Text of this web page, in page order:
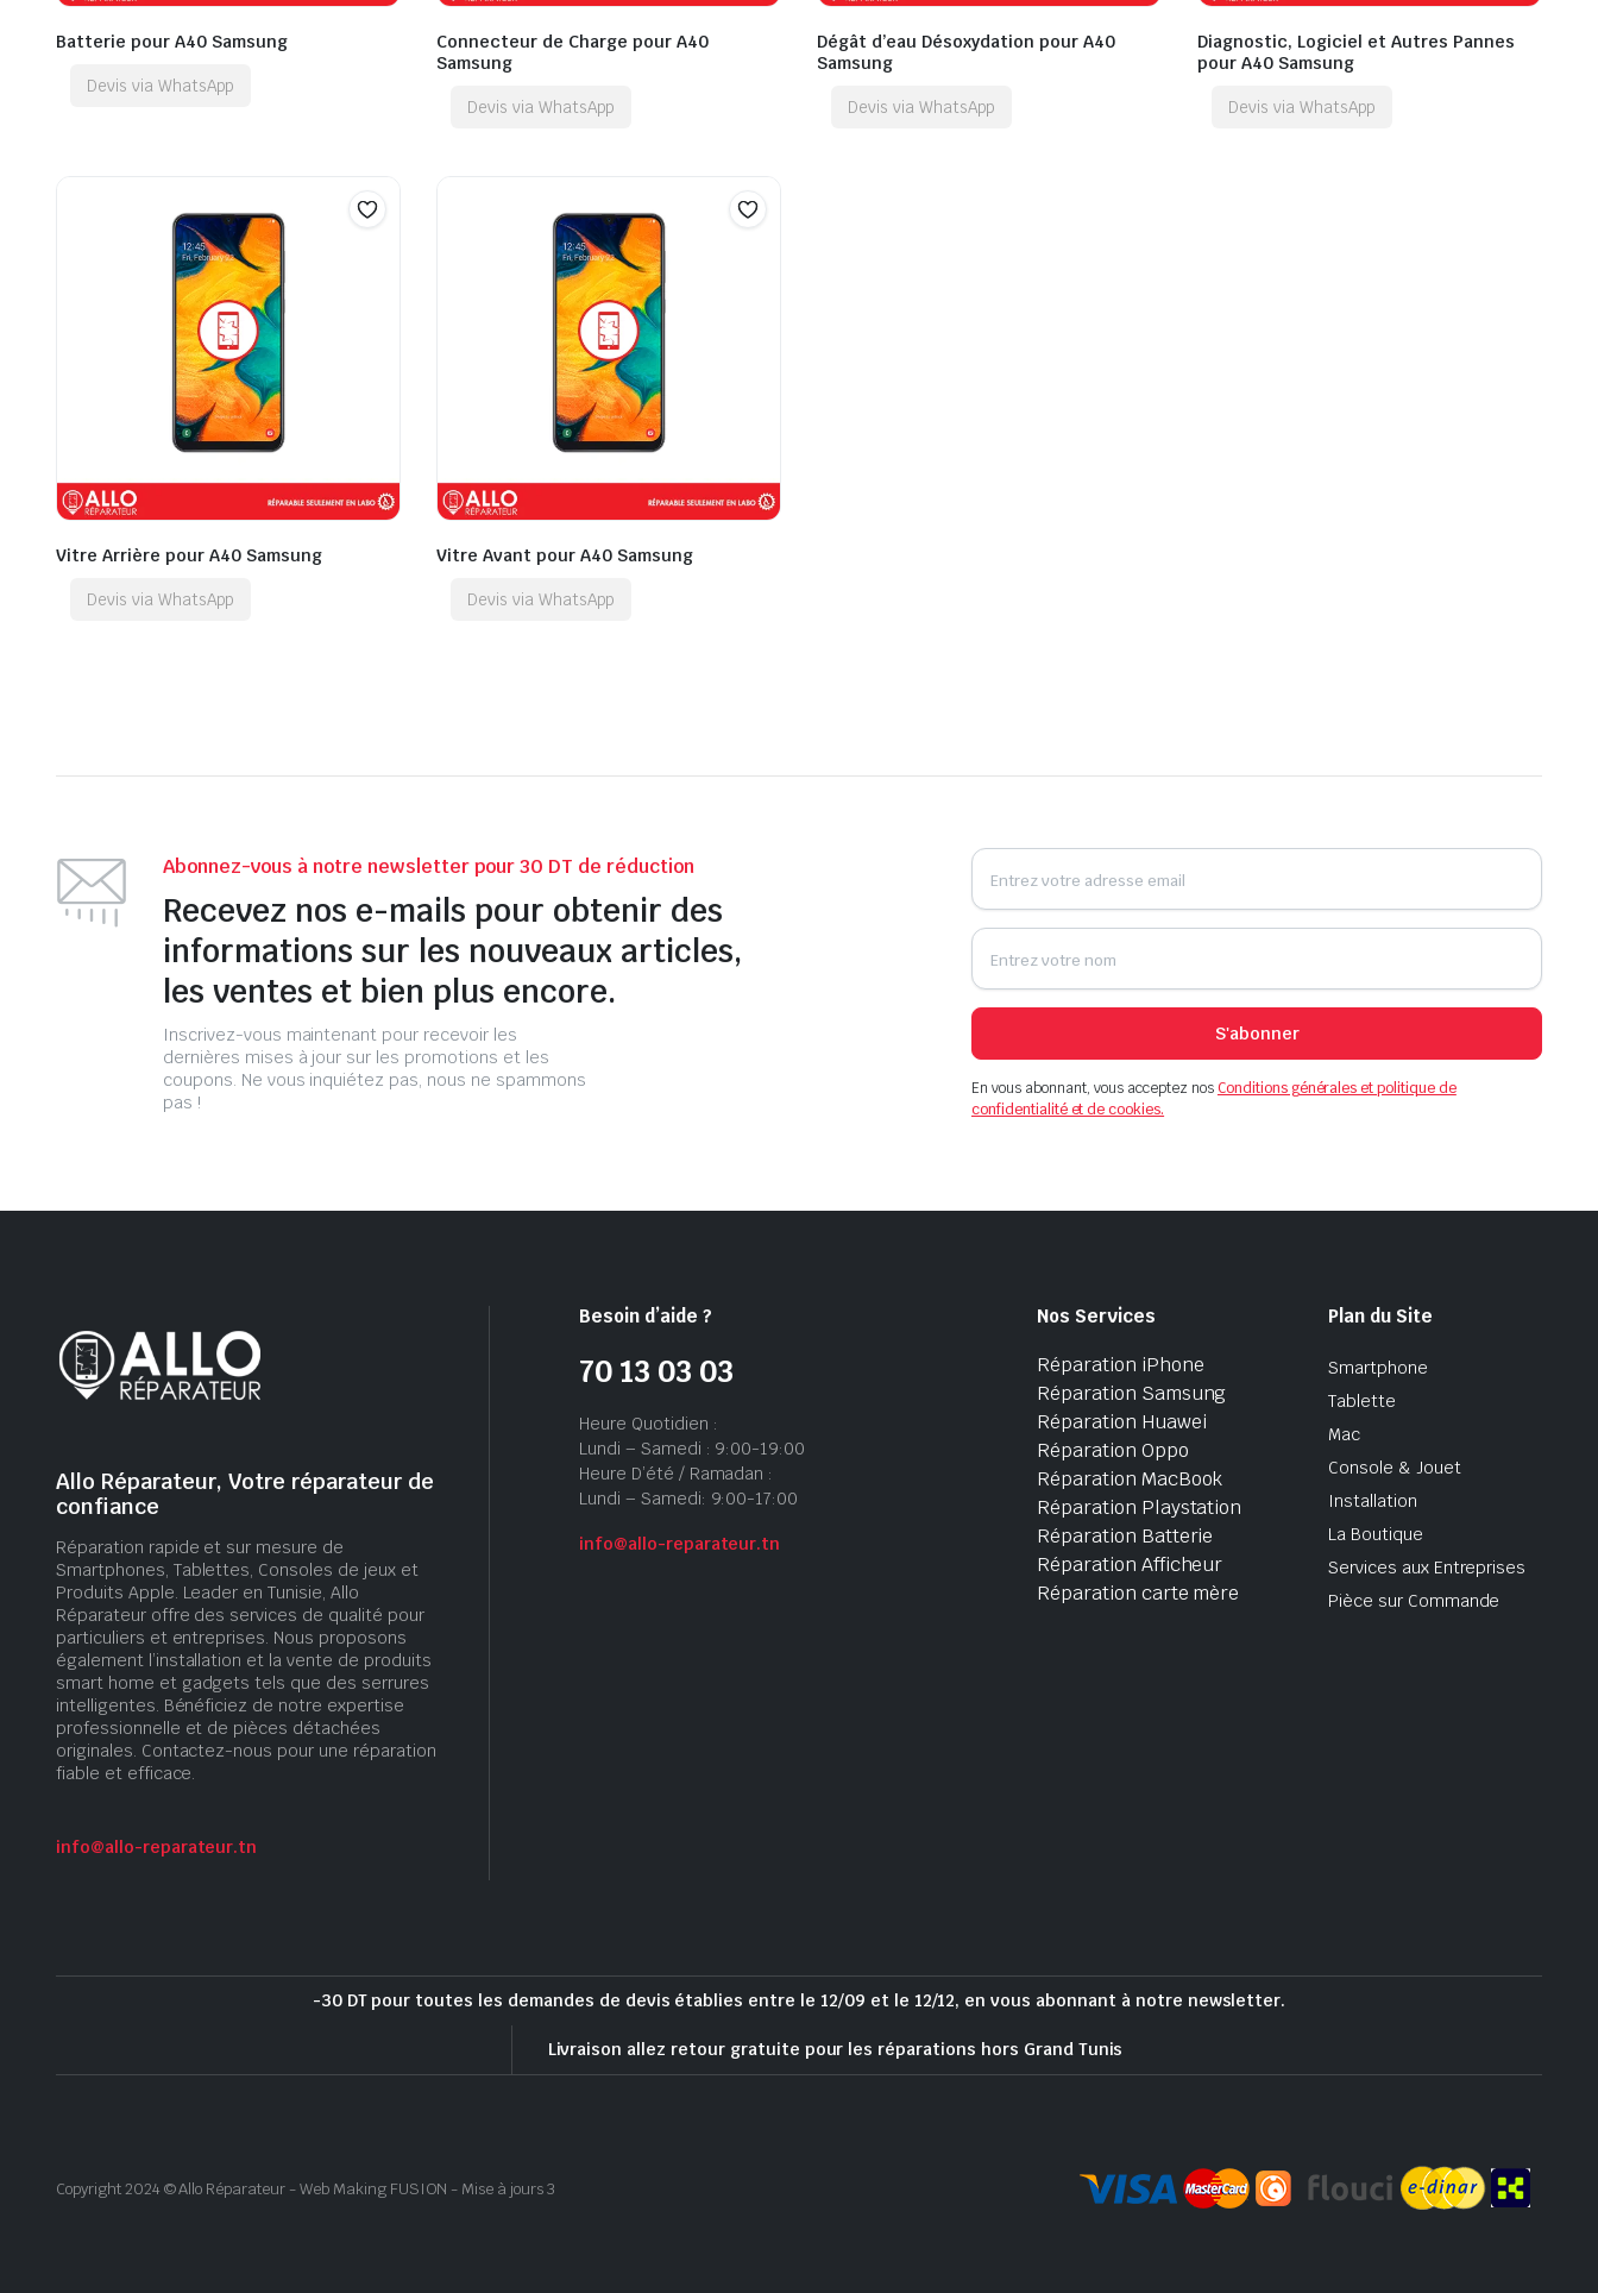
Batterie pour A40 Samsung
Devis via WhatsApp
Connecteur de Charge pour A40
Samsung
Devis via WhatsApp
Dégât d’eau Désoxydation pour A40
Samsung
Devis via WhatsApp
Diagnostic, Logiciel et Autres Pannes
pour A40 Samsung
Devis via WhatsApp
Vitre Arrière pour A40 Samsung
Devis via WhatsApp
Vitre Avant pour A40 Samsung
Devis via WhatsApp
Abonnez-vous à notre newsletter pour 30 DT de réduction
Recevez nos e-mails pour obtenir des
informations sur les nouveaux articles,
les ventes et bien plus encore.
Inscrivez-vous maintenant pour recevoir les
dernières mises à jour sur les promotions et les
coupons. Ne vous inquiétez pas, nous ne spammons
pas !
S'abonner
En vous abonnant, vous acceptez nosConditions générales et politique de
confidentialité et de cookies.
Allo Réparateur, Votre réparateur de
confiance
Réparation rapide et sur mesure de
Smartphones, Tablettes, Consoles de jeux et
Produits Apple. Leader en Tunisie, Allo
Réparateur offre des services de qualité pour
particuliers et entreprises. Nous proposons
également l’installation et la vente de produits
smart home et gadgets tels que des serrures
intelligentes. Bénéficiez de notre expertise
professionnelle et de pièces détachées
originales. Contactez-nous pour une réparation
fiable et efficace.
info@allo-reparateur.tn
Besoin d’aide ?
70 13 03 03
Heure Quotidien :
Lundi – Samedi : 9:00-19:00
Heure D’été / Ramadan :
Lundi – Samedi: 9:00-17:00
info@allo-reparateur.tn
Nos Services
Réparation iPhone
Réparation Samsung
Réparation Huawei
Réparation Oppo
Réparation MacBook
Réparation Playstation
Réparation Batterie
Réparation Afficheur
Réparation carte mère
Plan du Site
Smartphone
Tablette
Mac
Console & Jouet
Installation
La Boutique
Services aux Entreprises
Pièce sur Commande
-30 DT pour toutes les demandes de devis établies entre le 12/09 et le 12/12, en vous abonnant à notre newsletter.
Livraison allez retour gratuite pour les réparations hors Grand Tunis
Copyright 2024 © Allo Réparateur - Web Making FUSION - Mise à jours 3